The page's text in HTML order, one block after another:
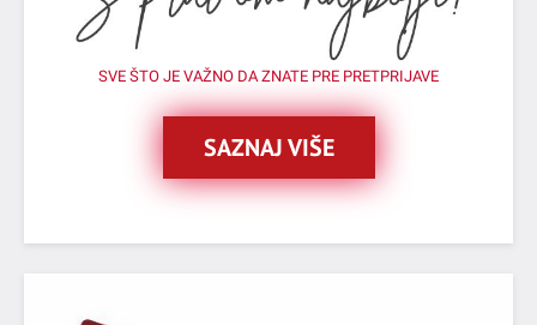
SVE ŠTO JE VAŽNO DA ZNATE PRE PRETPRIJAVE
SAZNAJ VIŠE